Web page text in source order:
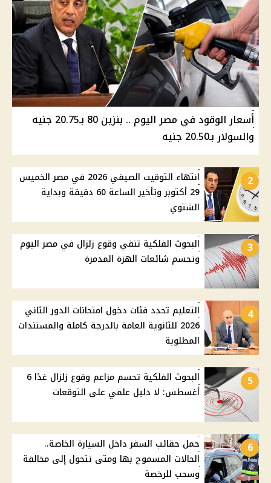
أسعار الوقود في مصر اليوم .. بنزين 80 بـ20.75 جنيه
والسولار بـ20.50 جنيه
2
انتهاء التوقيت الصيفي 2026 في مصر الخميس
29 أكتوبر وتأخير الساعة 60 دقيقة وبداية
الشتوي
3
البحوث الفلكية تنفي وقوع زلزال في مصر اليوم
وتحسم شائعات الهزة المدمرة
4
التعليم تحدد فئات دخول امتحانات الدور الثاني
2026 للثانوية العامة بالدرجة كاملة والمستندات
المطلوبة
5
البحوث الفلكية تحسم مزاعم وقوع زلزال غدًا 6
أغسطس: لا دليل علمي على التوقعات
6
حمل حقائب السفر داخل السيارة الخاصة..
الحالات المسموح بها ومتى تتحول إلى مخالفة
وسحب للرخصة